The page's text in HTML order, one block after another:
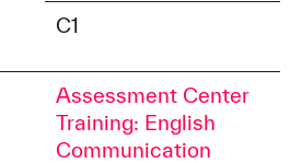
C1
Assessment Center
Training: English
Communication